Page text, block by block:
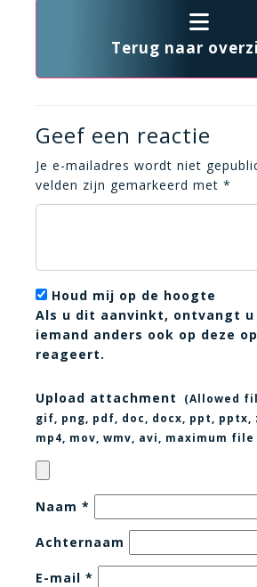
Terug naar
Geef een reactie
Je e-mailadres wordt niet
velden zijn gemarkeerd met *
Houd mij op de hoogte
Als u dit aanvinkt, ontvangt u
iemand anders ook op deze
reageert.
Upload attachment (Allowed
gif, png, pdf, doc, docx, ppt, pptx,
mp4, mov, wmv, avi
, maximum
Naam *
Achternaam
E-mail *